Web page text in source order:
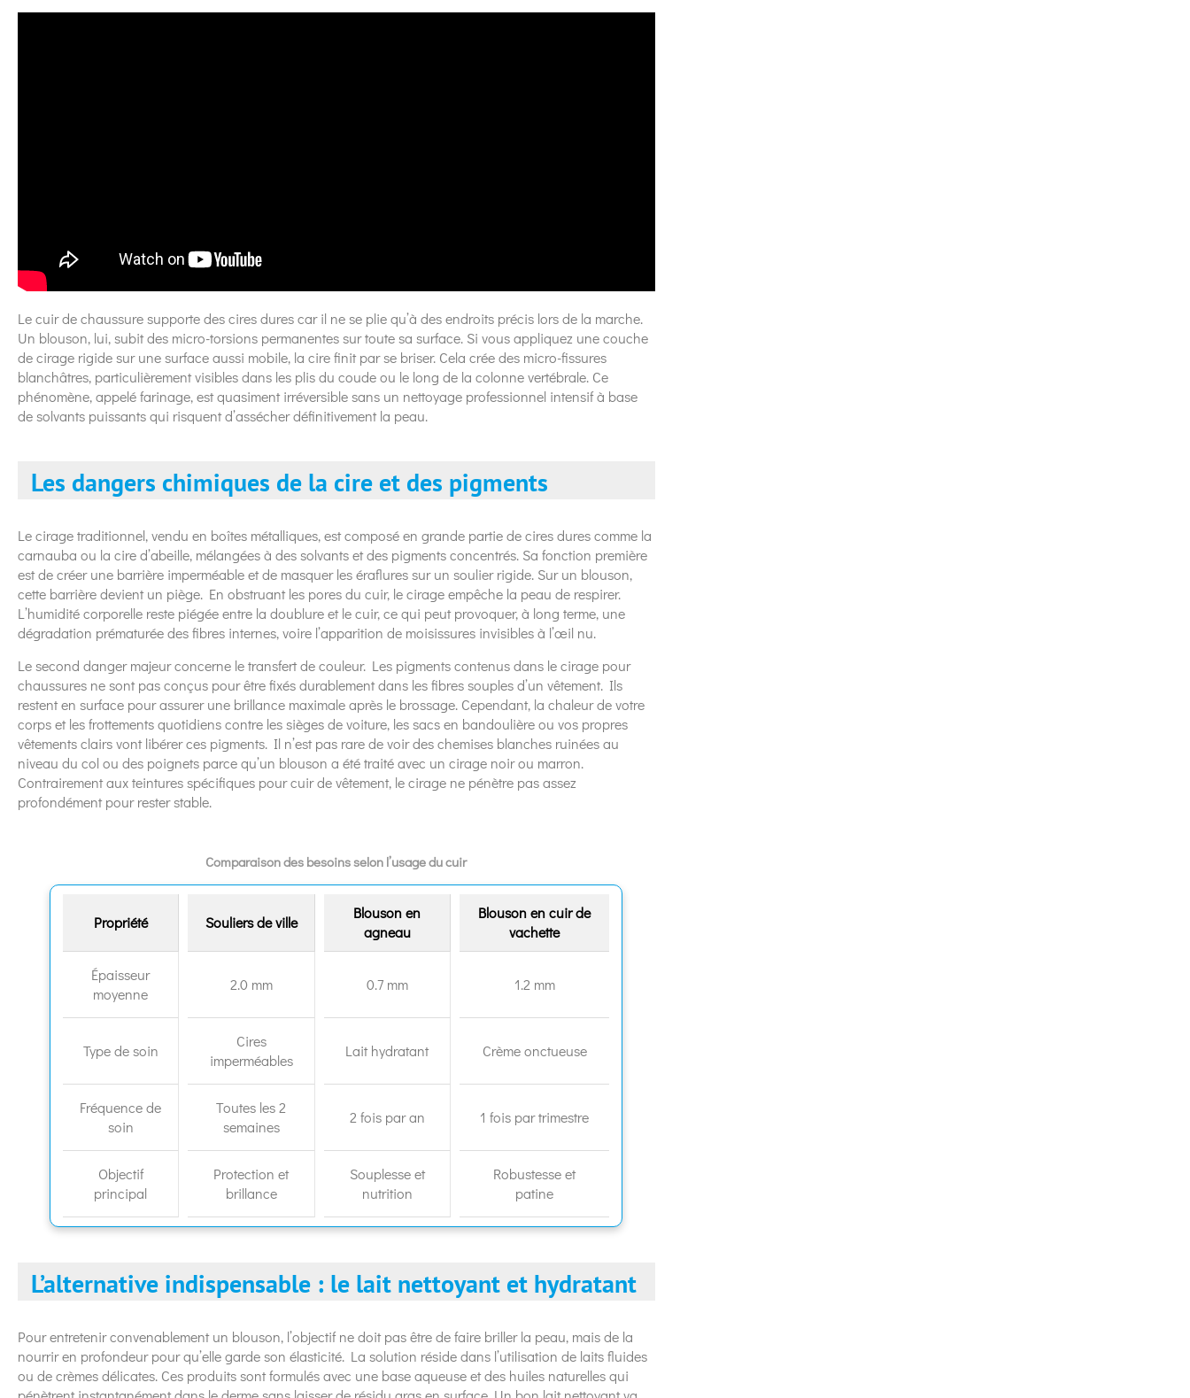
Le cuir de chaussure supporte des cires dures car il ne se plie qu’à des endroits précis lors de la marche.
Un blouson, lui, subit des micro-torsions permanentes sur toute sa surface. Si vous appliquez une couche
de cirage rigide sur une surface aussi mobile, la cire finit par se briser. Cela crée des micro-fissures
blanchâtres, particulièrement visibles dans les plis du coude ou le long de la colonne vertébrale. Ce
phénomène, appelé farinage, est quasiment irréversible sans un nettoyage professionnel intensif à base
de solvants puissants qui risquent d’assécher définitivement la peau.
Les dangers chimiques de la cire et des pigments
Le cirage traditionnel, vendu en boîtes métalliques, est composé en grande partie de cires dures comme la
carnauba ou la cire d’abeille, mélangées à des solvants et des pigments concentrés. Sa fonction première
est de créer une barrière imperméable et de masquer les éraflures sur un soulier rigide. Sur un blouson,
cette barrière devient un piège. En obstruant les pores du cuir, le cirage empêche la peau de respirer.
L’humidité corporelle reste piégée entre la doublure et le cuir, ce qui peut provoquer, à long terme, une
dégradation prématurée des fibres internes, voire l’apparition de moisissures invisibles à l’œil nu.
Le second danger majeur concerne le transfert de couleur. Les pigments contenus dans le cirage pour
chaussures ne sont pas conçus pour être fixés durablement dans les fibres souples d’un vêtement. Ils
restent en surface pour assurer une brillance maximale après le brossage. Cependant, la chaleur de votre
corps et les frottements quotidiens contre les sièges de voiture, les sacs en bandoulière ou vos propres
vêtements clairs vont libérer ces pigments. Il n’est pas rare de voir des chemises blanches ruinées au
niveau du col ou des poignets parce qu’un blouson a été traité avec un cirage noir ou marron.
Contrairement aux teintures spécifiques pour cuir de vêtement, le cirage ne pénètre pas assez
profondément pour rester stable.
Comparaison des besoins selon l’usage du cuir
Propriété Souliers de ville
Blouson en
agneau
Blouson en cuir de
vachette
Épaisseur
moyenne
2.0 mm 0.7 mm 1.2 mm
Type de soin
Cires
imperméables
Lait hydratant Crème onctueuse
Fréquence de
soin
Toutes les 2
semaines
2 fois par an 1 fois par trimestre
Objectif
principal
Protection et
brillance
Souplesse et
nutrition
Robustesse et
patine
L’alternative indispensable : le lait nettoyant et hydratant
Pour entretenir convenablement un blouson, l’objectif ne doit pas être de faire briller la peau, mais de la
nourrir en profondeur pour qu’elle garde son élasticité. La solution réside dans l’utilisation de laits fluides
ou de crèmes délicates. Ces produits sont formulés avec une base aqueuse et des huiles naturelles qui